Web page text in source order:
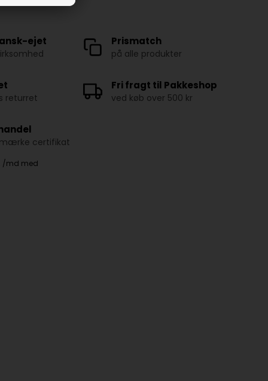
ejet Prismatch
på alle produkter
returret
Fri fragt til Pakkeshop
ved køb over 500 kr
certifikat